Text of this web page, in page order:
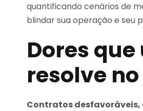
quantificando cenários de
blindar sua operação e seu
Dores
resolve
Contratos desfavoráveis,